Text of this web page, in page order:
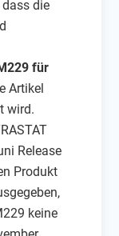
dass die
für
Artikel
wird.
Release
Produkt
keine